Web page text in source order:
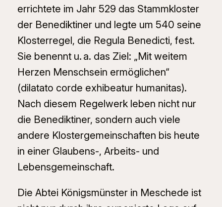
errichtete im Jahr 529 das Stammkloster
der Benediktiner und legte um 540 seine
Klosterregel, die Regula Benedicti, fest.
Sie benennt u. a. das Ziel: „Mit weitem
Herzen Menschsein ermöglichen“
(dilatato corde exhibeatur humanitas).
Nach diesem Regelwerk leben nicht nur
die Benediktiner, sondern auch viele
andere Klostergemeinschaften bis heute
in einer Glaubens-, Arbeits- und
Lebensgemeinschaft.
Die Abtei Königsmünster in Meschede ist